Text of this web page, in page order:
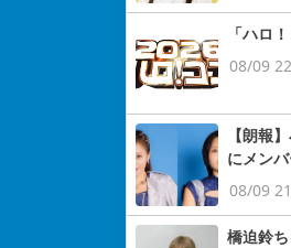
「ハロ
08/09
【朗報
にメン
08/09
橋迫鈴